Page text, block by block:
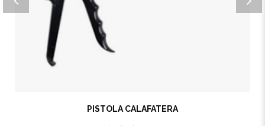
PISTOLA CALAFATERA